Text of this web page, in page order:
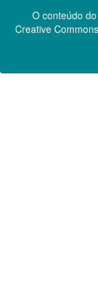
O conteúdo
Creative Commons